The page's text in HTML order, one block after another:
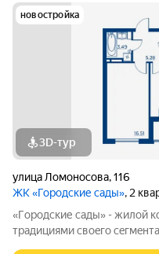
новостройка
3D-тур
улица Ломоносова,116
ЖК «Городские сады», 2
«Гoродcкие caды» - жилой
трaдициями cвоeгo